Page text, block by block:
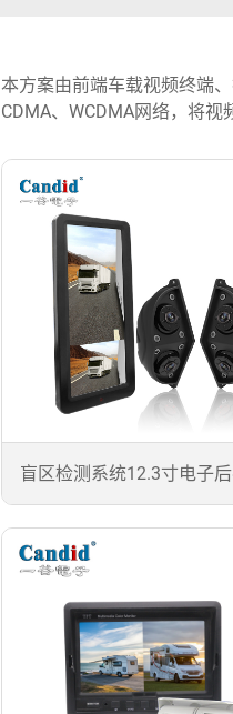
本方案由前端车载视频终端
CDMA、WCDMA网络，将
盲区检测系统12.3寸电子